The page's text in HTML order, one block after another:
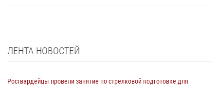
ЛЕНТА НОВОСТЕЙ
Росгвардейцы провели занятие по стрелковой подготовке для